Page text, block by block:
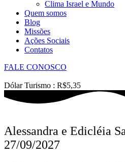
Clima Israel e Mundo
Quem somos
Blog
Missões
Ações Sociais
Contatos
FALE CONOSCO
Dólar Turismo : R$5,35
Alessandra e Edicléia
27/09/2027